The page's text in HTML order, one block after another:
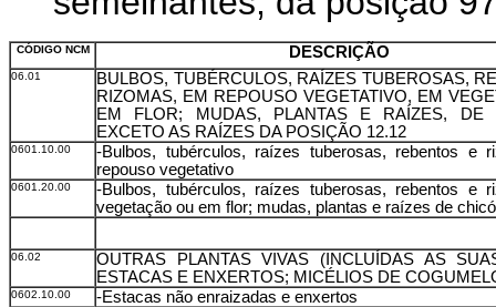
CÓDIGO NCM DESCRIÇÃO
06.01
BULBOS, TUBÉRCULOS, RAÍZES TUBEROSAS,
RIZOMAS, EM REPOUSO VEGETATIVO, EM
EM FLOR; MUDAS, PLANTAS E RAÍZES, DE
EXCETO AS RAÍZES DA POSIÇÃO 12.12
0601.10.00
-Bulbos, tubérculos, raízes tuberosas, rebentos e
repouso vegetativo
0601.20.00
-Bulbos, tubérculos, raízes tuberosas, rebentos e
vegetação ou em flor; mudas, plantas e raízes de
06.02
OUTRAS PLANTAS VIVAS (INCLUÍDAS AS
ESTACAS E ENXERTOS; MICÉLIOS DE
0602.10.00 -Estacas não enraizadas e enxertos